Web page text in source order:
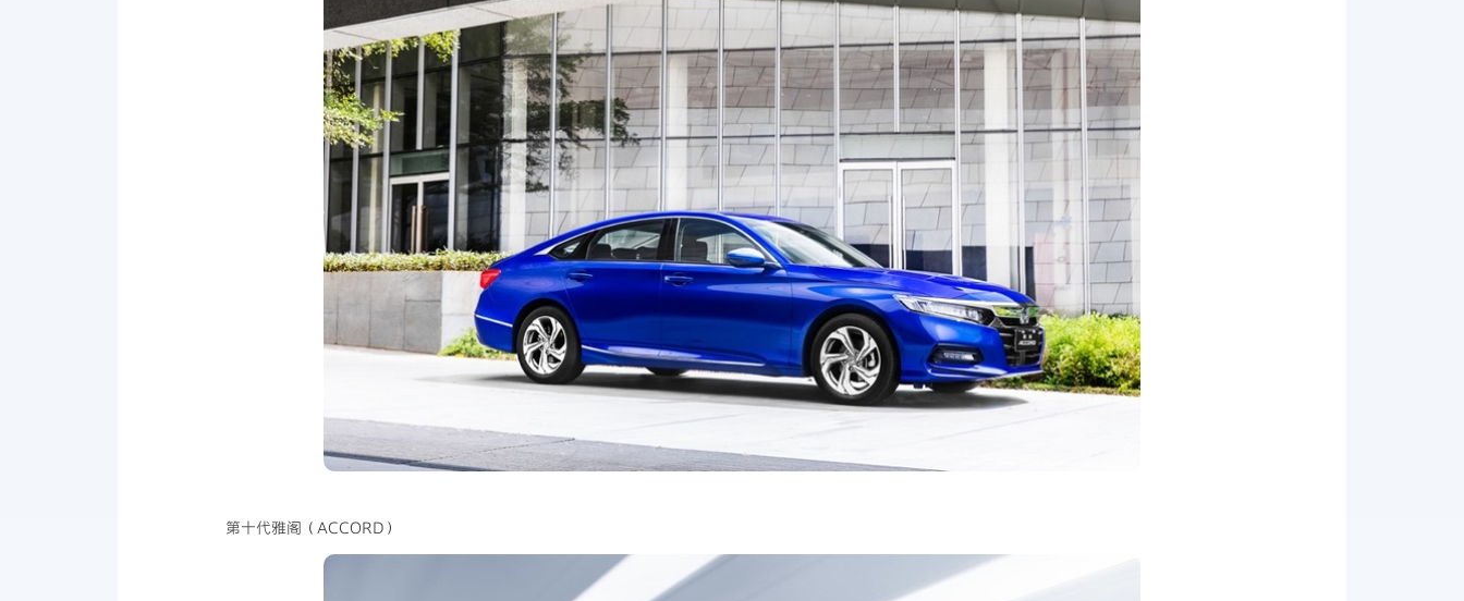
第十代雅阁（ACCORD）